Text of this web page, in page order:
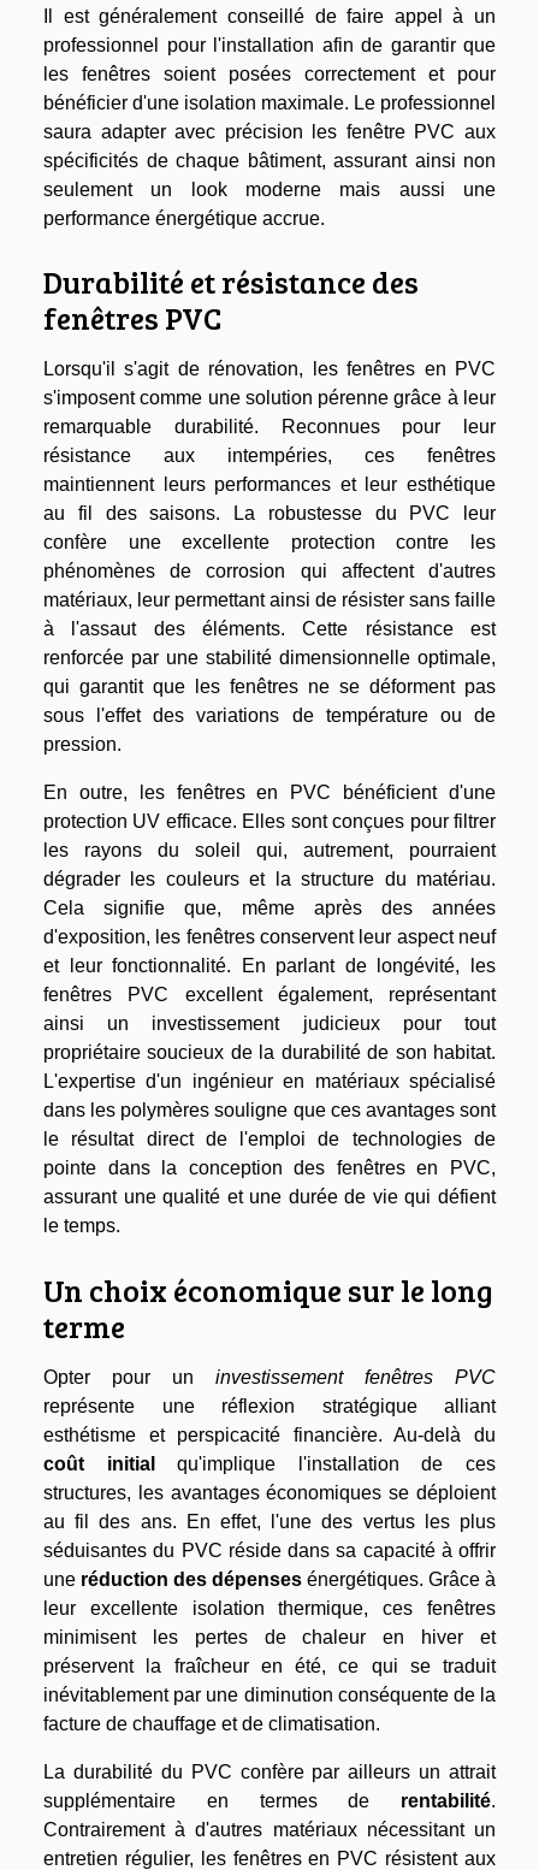
Il est généralement conseillé de faire appel à un
professionnel pour l'installation afin de garantir que
les fenêtres soient posées correctement et pour
bénéficier d'une isolation maximale. Le professionnel
saura adapter avec précision les fenêtre PVC aux
spécificités de chaque bâtiment, assurant ainsi non
seulement un look moderne mais aussi une
performance énergétique accrue.
Durabilité et résistance des
fenêtres PVC
Lorsqu'il s'agit de rénovation, les fenêtres en PVC
s'imposent comme une solution pérenne grâce à leur
remarquable durabilité. Reconnues pour leur
résistance aux intempéries, ces fenêtres
maintiennent leurs performances et leur esthétique
au fil des saisons. La robustesse du PVC leur
confère une excellente protection contre les
phénomènes de corrosion qui affectent d'autres
matériaux, leur permettant ainsi de résister sans faille
à l'assaut des éléments. Cette résistance est
renforcée par une stabilité dimensionnelle optimale,
qui garantit que les fenêtres ne se déforment pas
sous l'effet des variations de température ou de
pression.
En outre, les fenêtres en PVC bénéficient d'une
protection UV efficace. Elles sont conçues pour filtrer
les rayons du soleil qui, autrement, pourraient
dégrader les couleurs et la structure du matériau.
Cela signifie que, même après des années
d'exposition, les fenêtres conservent leur aspect neuf
et leur fonctionnalité. En parlant de longévité, les
fenêtres PVC excellent également, représentant
ainsi un investissement judicieux pour tout
propriétaire soucieux de la durabilité de son habitat.
L'expertise d'un ingénieur en matériaux spécialisé
dans les polymères souligne que ces avantages sont
le résultat direct de l'emploi de technologies de
pointe dans la conception des fenêtres en PVC,
assurant une qualité et une durée de vie qui défient
le temps.
Un choix économique sur le long
terme
Opter pour un investissement fenêtres PVC
représente une réflexion stratégique alliant
esthétisme et perspicacité financière. Au-delà du
coût initial
qu'implique l'installation de ces
structures, les avantages économiques se déploient
au fil des ans. En effet, l'une des vertus les plus
séduisantes du PVC réside dans sa capacité à offrir
une réduction des dépenses énergétiques. Grâce à
leur excellente isolation thermique, ces fenêtres
minimisent les pertes de chaleur en hiver et
préservent la fraîcheur en été, ce qui se traduit
inévitablement par une diminution conséquente de la
facture de chauffage et de climatisation.
La durabilité du PVC confère par ailleurs un attrait
supplémentaire en termes de rentabilité.
Contrairement à d'autres matériaux nécessitant un
entretien régulier, les fenêtres en PVC résistent aux